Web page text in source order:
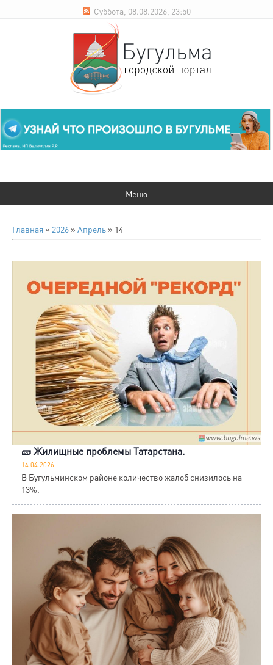
Суббота, 08.08.2026, 23:50
Главная » 2026 » Апрель » 14
🧱 Жилищные проблемы Татарстана.
14.04.2026
В Бугульминском районе количество жалоб снизилось на
13%.